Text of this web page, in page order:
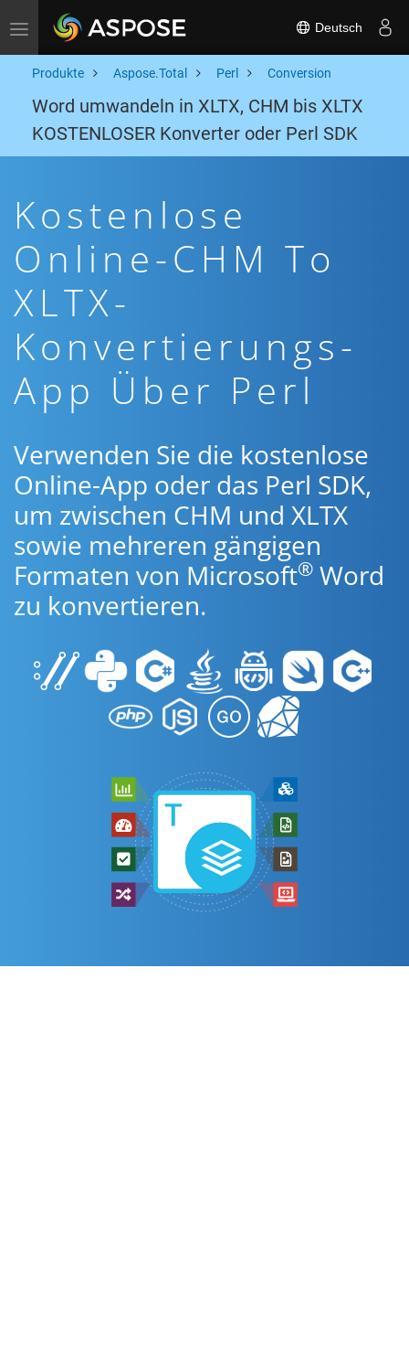
Toggle navigation Deutsch
Produkte Aspose.Total Perl Conversion
Word umwandeln in XLTX, CHM bis XLTX
KOSTENLOSER Konverter oder Perl SDK
Kostenlose
Online-CHM To
XLTX-
Konvertierungs-
App Über Perl
Verwenden Sie die kostenlose
Online-App oder das Perl SDK,
um zwischen CHM und XLTX
sowie mehreren gängigen
Formaten von Microsoft® Word
zu konvertieren.